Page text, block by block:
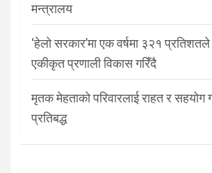
मन्त्रालय
‘हेलो सरकार’मा एक वर्षमा ३२१
एकीकृत प्रणाली विकास गरिँदै
मृतक मेहताको परिवारलाई राहत र सहयोग
प्रतिबद्ध